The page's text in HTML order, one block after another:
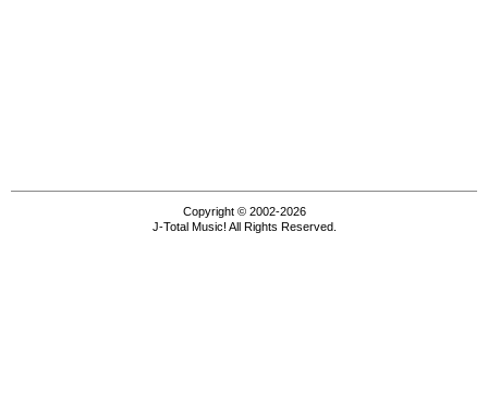
Copyright © 2002-2026
J-Total Music! All Rights Reserved.